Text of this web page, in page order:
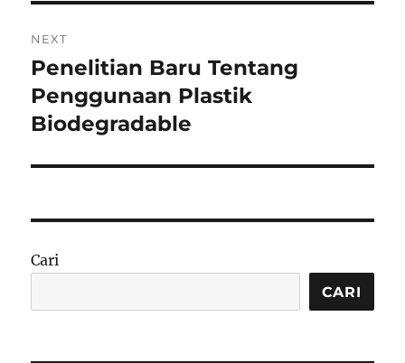
NEXT
Next
post:
Penelitian Baru Tentang
Penggunaan Plastik
Biodegradable
Cari
CARI